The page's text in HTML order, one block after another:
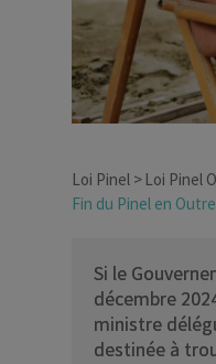
Loi Pinel
Loi Pinel
Fin du Pinel en
Si le
décembre
ministre
destinée à